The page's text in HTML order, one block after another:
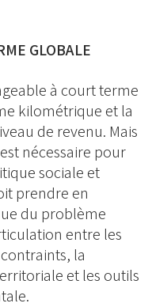
GLOBALE
à court terme
kilométrique et la
de revenu. Mais
nécessaire pour
sociale et
prendre en
du problème
entre les
la
et les outils